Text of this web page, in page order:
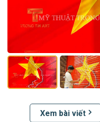
Xem bài viết